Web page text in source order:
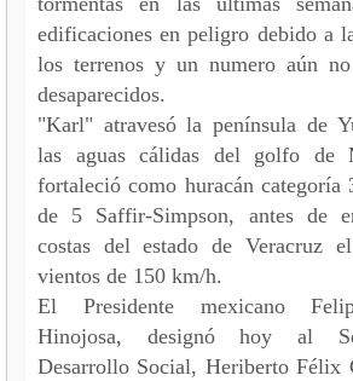
edificaciones en peligro debido a
los terrenos y un numero aún
desaparecidos.
"Karl" atravesó la península de
las aguas cálidas del golfo de
fortaleció como huracán categoría
de 5 Saffir-Simpson, antes de
costas del estado de Veracruz
vientos de 150 km/h.
El Presidente mexicano
Hinojosa, designó hoy al
Desarrollo Social, Heriberto Félix